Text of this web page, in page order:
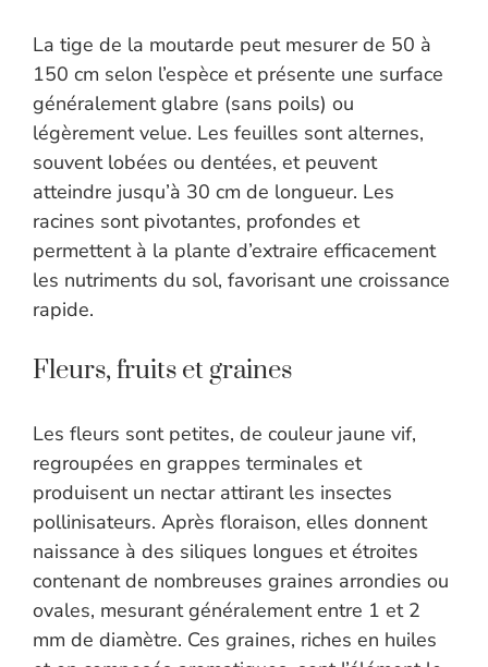
La tige de la moutarde peut mesurer de 50 à
150 cm selon l’espèce et présente une surface
généralement glabre (sans poils) ou
légèrement velue. Les feuilles sont alternes,
souvent lobées ou dentées, et peuvent
atteindre jusqu’à 30 cm de longueur. Les
racines sont pivotantes, profondes et
permettent à la plante d’extraire efficacement
les nutriments du sol, favorisant une croissance
rapide.
Fleurs, fruits et graines
Les fleurs sont petites, de couleur jaune vif,
regroupées en grappes terminales et
produisent un nectar attirant les insectes
pollinisateurs. Après floraison, elles donnent
naissance à des siliques longues et étroites
contenant de nombreuses graines arrondies ou
ovales, mesurant généralement entre 1 et 2
mm de diamètre. Ces graines, riches en huiles